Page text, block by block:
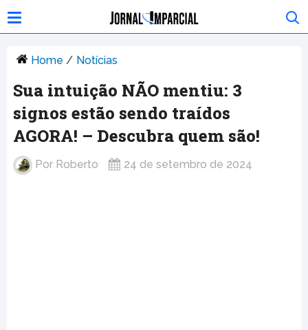
Home / Notícias
Sua intuição NÃO mentiu: 3
signos estão sendo traídos
AGORA! – Descubra quem são!
Por Roberto 24 de setembro de 2024